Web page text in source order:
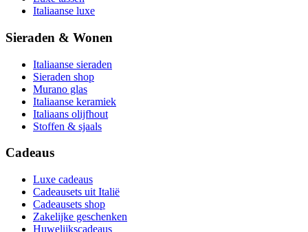
Italiaanse luxe
Sieraden & Wonen
Italiaanse sieraden
Sieraden shop
Murano glas
Italiaanse keramiek
Italiaans olijfhout
Stoffen & sjaals
Cadeaus
Luxe cadeaus
Cadeausets uit Italië
Cadeausets shop
Zakelijke geschenken
Huwelijkscadeaus